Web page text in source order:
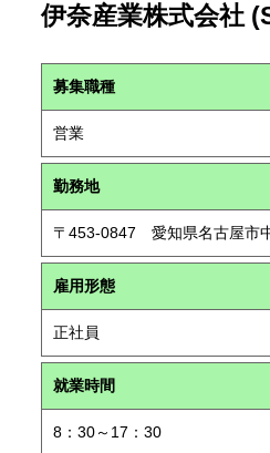
伊奈産業株式会社
募集職種
営業
勤務地
〒453-0847 愛知県名古屋市
雇用形態
正社員
就業時間
8：30～17：30